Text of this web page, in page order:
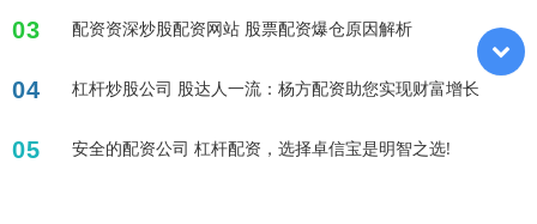
03 配资资深炒股配资网站 股票配资爆仓原因解析
04 杠杆炒股公司 股达人一流：杨方配资助您实现财富增长
05 安全的配资公司 杠杆配资，选择卓信宝是明智之选!